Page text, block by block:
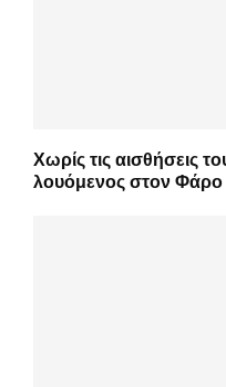
Χωρίς τις αισθήσεις
λουόμενος στον Φάρο